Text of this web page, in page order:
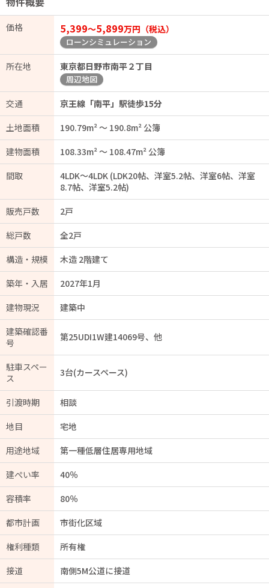
価格 5,399〜5,899万円（税込）
ローンシミュレーション
所在地 東京都日野市南平２丁目
周辺地図
交通
京王線「南平」駅徒歩15分
土地面積
190.79m² ～ 190.8m² 公簿
建物面積
108.33m² ～ 108.47m² 公簿
間取
4LDK～4LDK (LDK20帖、洋室5.2帖、洋室6帖、洋室
8.7帖、洋室5.2帖)
販売戸数
2戸
総戸数
全2戸
構造・規模
木造 2階建て
築年・入居
2027年1月
建物現況
建築中
建築確認番
号
第25UDI1W建14069号、他
駐車スペー
ス
3台(カースペース)
引渡時期
相談
地目
宅地
用途地域
第一種低層住居専用地域
建ぺい率
40％
容積率
80％
都市計画
市街化区域
権利種類
所有権
接道
南側5M公道に接道